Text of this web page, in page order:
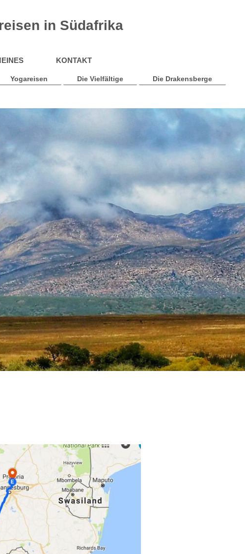
in Südafrika
KONTAKT
Yogareisen Die Vielfältige Die Drakensberge